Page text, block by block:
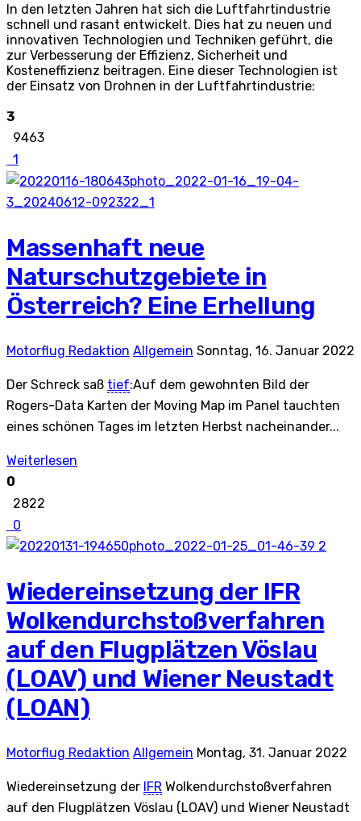
In den letzten Jahren hat sich die Luftfahrtindustrie
schnell und rasant entwickelt. Dies hat zu neuen und
innovativen Technologien und Techniken geführt, die
zur Verbesserung der Effizienz, Sicherheit und
Kosteneffizienz beitragen. Eine dieser Technologien ist
der Einsatz von Drohnen in der Luftfahrtindustrie:
3
9463
1
Massenhaft neue
Naturschutzgebiete in
Österreich? Eine Erhellung
Motorflug Redaktion Allgemein Sonntag, 16. Januar 2022
Der Schreck saß tief:Auf dem gewohnten Bild der
Rogers-Data Karten der Moving Map im Panel tauchten
eines schönen Tages im letzten Herbst nacheinander...
Weiterlesen
0
2822
0
2
Wiedereinsetzung der IFR
Wolkendurchstoßverfahren
auf den Flugplätzen Vöslau
(LOAV) und Wiener Neustadt
(LOAN)
Motorflug Redaktion Allgemein Montag, 31. Januar 2022
Wiedereinsetzung der IFR Wolkendurchstoßverfahren
auf den Flugplätzen Vöslau (LOAV) und Wiener Neustadt